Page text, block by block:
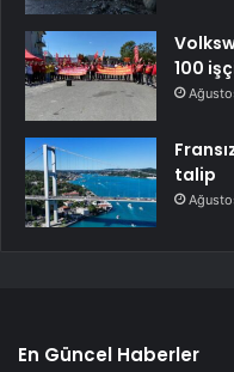
100
talip
En Güncel Haberler